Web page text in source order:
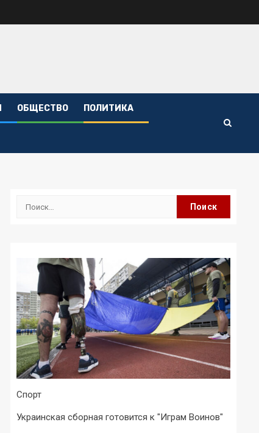
ОБЩЕСТВО ПОЛИТИКА
Найти:
Спорт
Украинская сборная готовится к "Играм Воинов"